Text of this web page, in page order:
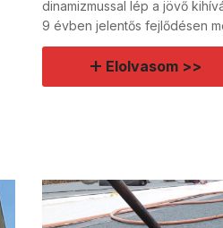
dinamizmussal lép a jövő
9 évben jelentős fejlődésen
Elolvasom >>